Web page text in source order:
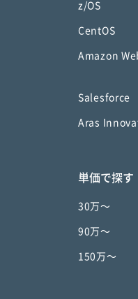
z/OS
CentOS
Amazon
Salesforce
Aras
単価で探す
30万〜
90万〜
150万〜